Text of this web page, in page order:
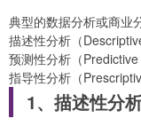
典型的数据分析或商业
描述性分析（
预测性分析（
指导性分析（
1、描述性分